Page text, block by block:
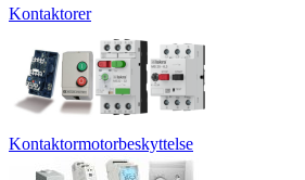
Kontaktorer
Kontaktormotorbeskyttelse